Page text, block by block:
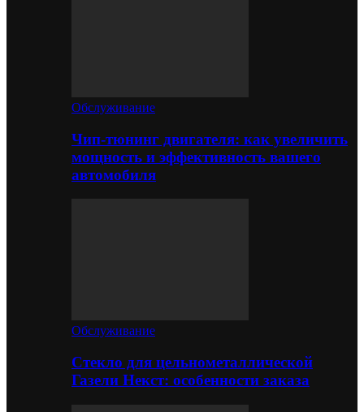
Обслуживание
Чип-тюнинг двигателя: как увеличить
мощность и эффективность вашего
автомобиля
Обслуживание
Стекло для цельнометаллической
Газели Некст: особенности заказа